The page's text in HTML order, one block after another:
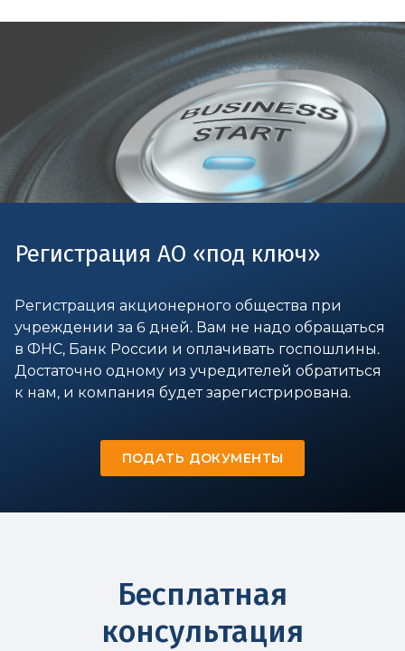
Регистрация АО «под ключ»
Регистрация акционерного общества при
учреждении за 6 дней. Вам не надо обращаться
в ФНС, Банк России и оплачивать госпошлины.
Достаточно одному из учредителей обратиться
к нам, и компания будет зарегистрирована.
ПОДАТЬ ДОКУМЕНТЫ
Бесплатная
консультация